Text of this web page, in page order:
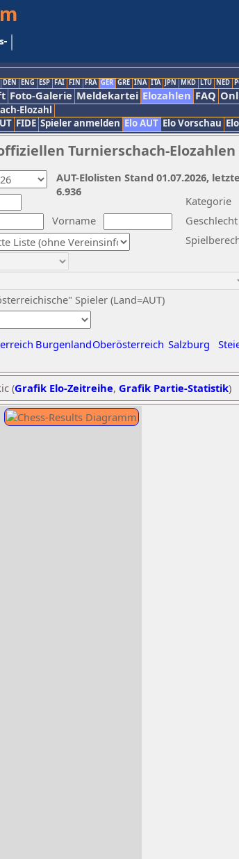
DEN ENG ESP FAI FIN FRA GER GRE INA ITA JPN MKD LTU NED
Foto-Galerie Meldekartei Elozahlen FAQ
Elozahl
FIDE Spieler anmelden Elo AUT Elo Vorschau
Turnierschach-Elozahlen
Vorname
Kategorie
Geschlecht
Spieler (Land=AUT)
BurgenlandOberösterreich Salzburg
AUT-Elolisten Stand 01.07.2026,
6.936
(Grafik Elo-Zeitreihe, Grafik Partie-Statistik)